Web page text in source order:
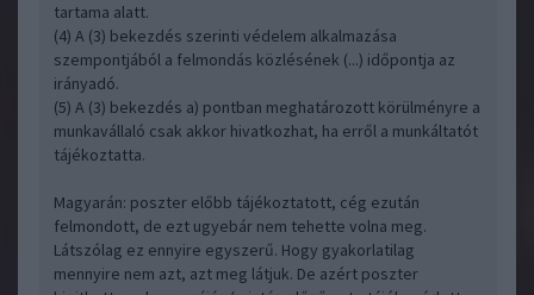
tartama alatt.
(4) A (3) bekezdés szerinti védelem alkalmazása
szempontjából a felmondás közlésének (...) időpontja az
irányadó.
(5) A (3) bekezdés a) pontban meghatározott körülményre a
munkavállaló csak akkor hivatkozhat, ha erről a munkáltatót
tájékoztatta.
Magyarán: poszter előbb tájékoztatott, cég ezután
felmondott, de ezt ugyebár nem tehette volna meg.
Látszólag ez ennyire egyszerű. Hogy gyakorlatilag
mennyire nem azt, azt meg látjuk. De azért poszter